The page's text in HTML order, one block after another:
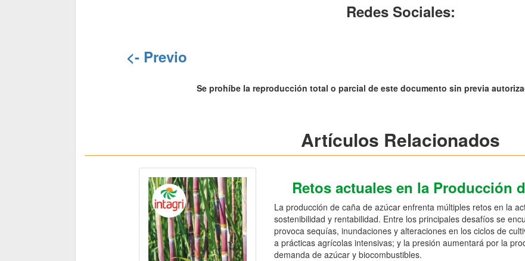
Redes Sociales:
<- Previo
Se prohíbe la reproducción total o parcial de este documento sin previa
Artículos Relacionados
Retos actuales en la Producción
La producción de caña de azúcar enfrenta múltiples retos en la
sostenibilidad y rentabilidad. Entre los principales desafíos se
provoca sequías, inundaciones y alteraciones en los ciclos de
a prácticas agrícolas intensivas; y la presión aumentará por la
demanda de azúcar y biocombustibles.